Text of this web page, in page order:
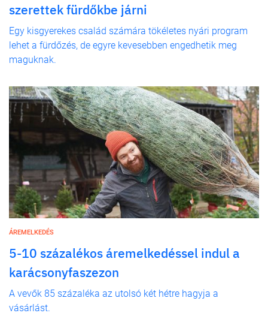
szerettek fürdőkbe járni
Egy kisgyerekes család számára tökéletes nyári program
lehet a fürdőzés, de egyre kevesebben engedhetik meg
maguknak.
ÁREMELKEDÉS
5-10 százalékos áremelkedéssel indul a
karácsonyfaszezon
A vevők 85 százaléka az utolsó két hétre hagyja a
vásárlást.